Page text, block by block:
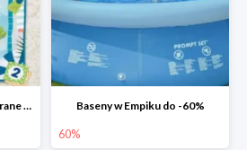
Wakacje z maluchem - wybrane zabawki Fisher-Price w Empiku-20% Baseny w Empiku do -60%
60%